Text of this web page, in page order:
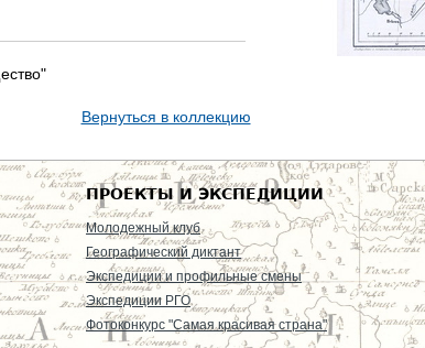
Вернуться в коллекцию
ПРОЕКТЫ И ЭКСПЕДИЦИИ
Молодежный клуб
Географический диктант
Экспедиции и профильные смены
Экспедиции РГО
Фотоконкурс "Самая красивая страна"